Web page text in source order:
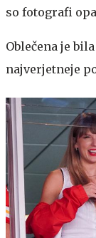
so fotografi
Oblečena je
najverjetneje